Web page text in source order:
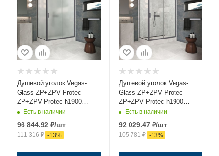
Душевой уголок Vegas-
Glass ZP+ZPV Protec
ZP+ZPV Protec h1900
170*95 06 10 170х95 стекло
вороненая сталь без
поддона
Есть в наличии
96 844.92 ₽/шт
111 316₽ -13%
Душевой уголок Vegas-
Glass ZP+ZPV Protec
ZP+ZPV Protec h1900
170*95 06 01 170х95 стекло
вороненая сталь без
поддона
Есть в наличии
92 029.47₽/шт
105 781₽ -13%